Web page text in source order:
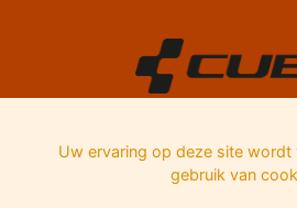
Uw ervaring op deze site
gebruik van